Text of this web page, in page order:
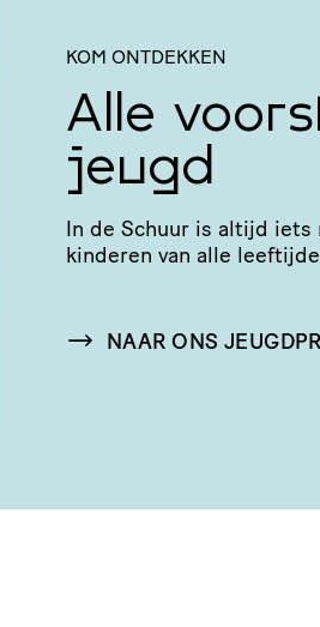
KOM ONTDEKKEN
Alle
jeugd
In de Schuur is altijd iets
kinderen van alle
NAAR ONS